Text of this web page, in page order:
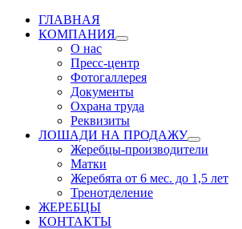
ГЛАВНАЯ
КОМПАНИЯ
О нас
Пресс-центр
Фотогаллерея
Документы
Охрана труда
Реквизиты
ЛОШАДИ НА ПРОДАЖУ
Жеребцы-производители
Матки
Жеребята от 6 мес. до 1,5 лет
Тренотделение
ЖЕРЕБЦЫ
КОНТАКТЫ